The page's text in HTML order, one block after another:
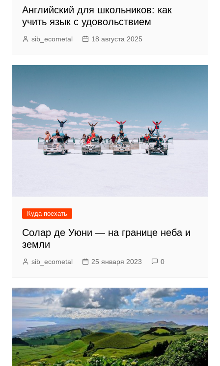
Английский для школьников: как
учить язык с удовольствием
sib_ecometal 18 августа 2025
Куда поехать
Солар де Уюни — на границе неба и
земли
sib_ecometal 25 января 2023 0